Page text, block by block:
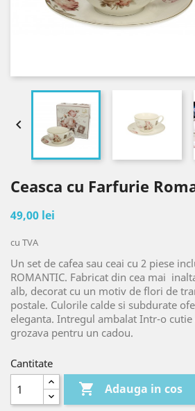

Ceasca cu Farfurie
49,00 lei
cu TVA
Un set de cafea sau ceai cu 2 piese
ROMANTIC. Fabricat din cea mai
alb, decorat cu un motiv de flori de
postale. Culorile calde si subdurate
eleganta. Intregul ambalat Intr-o
grozava pentru un cadou.
Cantitate
 Adauga in cos